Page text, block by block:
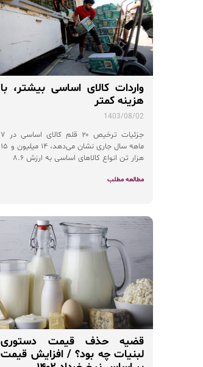
واردات کالای اساسی بیشتر، با
هزینه کمتر
1403/08/02
جزئیات ترخیص ۲۰ قلم کالای اساسی در ۷
ماهه سال جاری نشان می‌دهد، ۱۴ میلیون و ۱۵
هزار تن انواع کالاهای اساسی به ارزش ۸.۶
مطالعه مطلب
قضیه حذف قیمت دستوری
لبنیات چه بود؟ / افزایش قیمت